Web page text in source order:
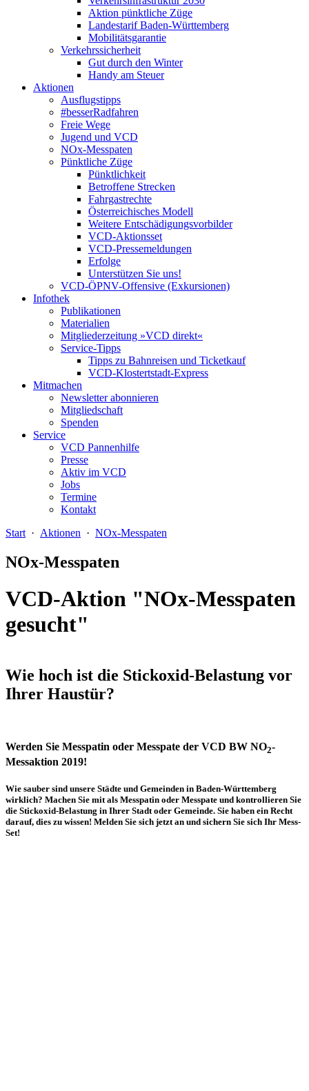
Aktion pünktliche Züge
Landestarif Baden-Württemberg
Mobilitätsgarantie
Verkehrssicherheit
Gut durch den Winter
Handy am Steuer
Aktionen
Ausflugstipps
#besserRadfahren
Freie Wege
Jugend und VCD
NOx-Messpaten
Pünktliche Züge
Pünktlichkeit
Betroffene Strecken
Fahrgastrechte
Österreichisches Modell
Weitere Entschädigungsvorbilder
VCD-Aktionsset
VCD-Pressemeldungen
Erfolge
Unterstützen Sie uns!
VCD-ÖPNV-Offensive (Exkursionen)
Infothek
Publikationen
Materialien
Mitgliederzeitung »VCD direkt«
Service-Tipps
Tipps zu Bahnreisen und Ticketkauf
VCD-Klostertstadt-Express
Mitmachen
Newsletter abonnieren
Mitgliedschaft
Spenden
Service
VCD Pannenhilfe
Presse
Aktiv im VCD
Jobs
Termine
Kontakt
Start · Aktionen · NOx-Messpaten
NOx-Messpaten
VCD-Aktion "NOx-Messpaten
gesucht"
Wie hoch ist die Stickoxid-Belastung vor
Ihrer Haustür?
Werden Sie Messpatin oder Messpate der VCD BW NO2-
Messaktion 2019!
Wie sauber sind unsere Städte und Gemeinden in Baden-Württemberg
wirklich? Machen Sie mit als Messpatin oder Messpate und kontrollieren Sie
die Stickoxid-Belastung in Ihrer Stadt oder Gemeinde. Sie haben ein Recht
darauf, dies zu wissen! Melden Sie sich jetzt an und sichern Sie sich Ihr Mess-
Set!